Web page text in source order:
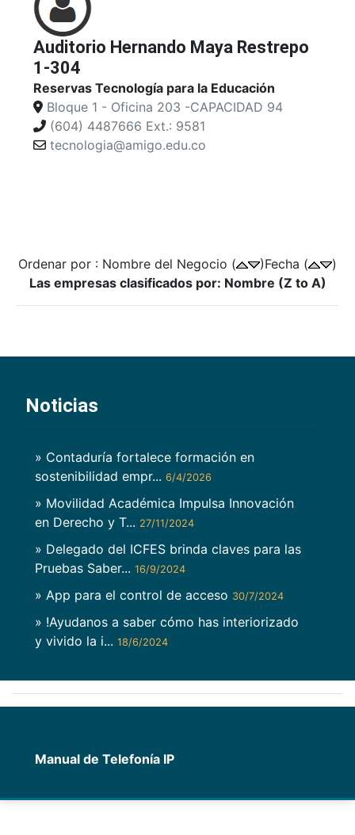
Auditorio Hernando Maya Restrepo
1-304
Reservas Tecnología para la Educación
Bloque 1 - Oficina 203 -CAPACIDAD 94
(604) 4487666 Ext.: 9581
tecnologia@amigo.edu.co
Ordenar por : Nombre del Negocio ( )Fecha (
)
Las empresas clasificados por: Nombre (Z to A)
Noticias
» Contaduría fortalece formación en
sostenibilidad empr... 6/4/2026
» Movilidad Académica Impulsa Innovación
en Derecho y T... 27/11/2024
» Delegado del ICFES brinda claves para las
Pruebas Saber... 16/9/2024
» App para el control de acceso 30/7/2024
» !Ayudanos a saber cómo has interiorizado
y vivido la i... 18/6/2024
Manual de Telefonía IP